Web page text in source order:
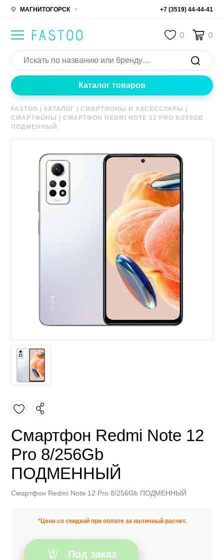
МАГНИТОГОРСК +7 (3519) 44-44-41
0 0
Каталог товаров
FASTOO КАТАЛОГ |СМАРТФОНЫ И АКСЕССУАРЫ
СМАРТФОНЫ
|СМАРТФОН REDMI NOTE 12 PRO 8/256GB
ПОДМЕННЫЙ
Смартфон Redmi Note 12
Pro 8/256Gb
ПОДМЕННЫЙ
Смартфон Redmi Note 12 Pro 8/256Gb ПОДМЕННЫЙ
*Цена со скидкой при оплате за наличный расчет.
Под заказ